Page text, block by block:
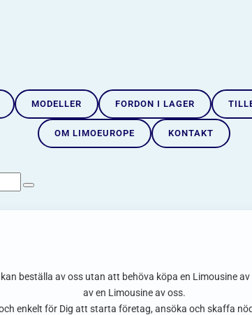
MODELLER FORDON I LAGER
OM LIMOEUROPE KONTAKT
beställa av oss utan att behöva köpa en Limousine
av en Limousine av oss.
enkelt för Dig att starta företag, ansöka och skaffa